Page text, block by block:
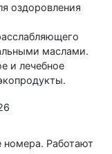
оздоровления
маслами.
и лечебное
Работают